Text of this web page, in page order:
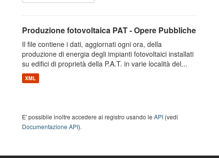
Produzione fotovoltaica PAT - Opere Pubbliche
Il file contiene i dati, aggiornati ogni ora, della
produzione di energia degli impianti fotovoltaici installati
su edifici di proprietà della P.A.T. in varie località del...
XML
E' possibile inoltre accedere al registro usando le API (vedi
Documentazione API).